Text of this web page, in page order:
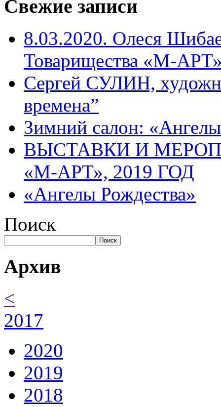
Свежие записи
8.03.2020. Олеся
Товарищества «М-
Сергей СУЛИН,
времена”
Зимний салон:
ВЫСТАВКИ И
«М-АРТ», 2019 ГОД
«Ангелы Рождества»
Поиск
Поиск
Архив
<
2017
2020
2019
2018